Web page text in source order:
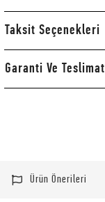
Taksit Seçenekleri
Garanti Ve Teslimat
Ürün Önerileri